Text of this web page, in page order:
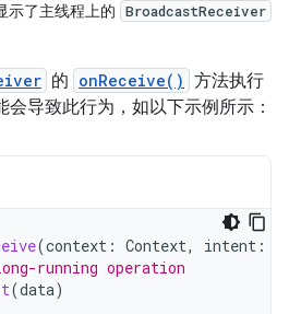
示了主线程上的 BroadcastReceiver
的 onReceive() 方法执行
导致此行为，如以下示例所示：
(context : Context, intent :
running operation
(data)